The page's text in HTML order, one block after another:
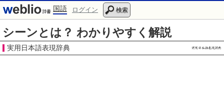
国語 ログイン 検索
シーンとは？ わかりやすく解説
実用日本語表現辞典